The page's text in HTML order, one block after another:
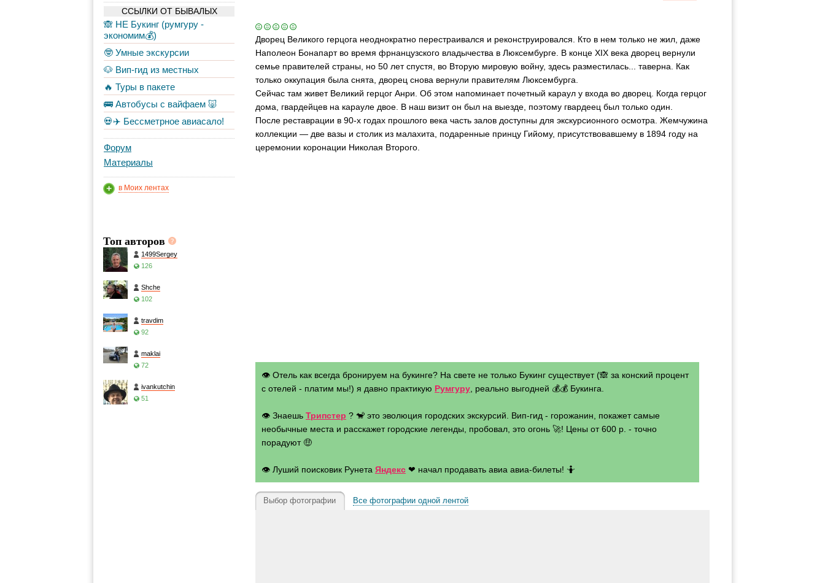
ССЫЛКИ ОТ БЫВАЛЫХ
🙈 НЕ Букинг (румгуру -
экономим💰)
🤓 Умные экскурсии
🐶 Вип-гид из местных
🔥 Туры в пакете
🚌 Автобусы с вайфаем 🐷
💀✈️ Бессметрное авиасало!
Форум
Материалы
в Моих лентах
Топ авторов
1499Sergey
126
Shche
102
travdim
92
maklai
72
ivankutchin
51
Дворец Великого герцога неоднократно перестраивался и реконструировался. Кто в нем только не жил, даже
Наполеон Бонапарт во время фрнанцузского владычества в Люксембурге. В конце XIX века дворец вернули
семье правителей страны, но 50 лет спустя, во Вторую мировую войну, здесь разместилась... таверна. Как
только оккупация была снята, дворец снова вернули правителям Люксембурга.
Сейчас там живет Великий герцог Анри. Об этом напоминает почетный караул у входа во дворец. Когда герцог
дома, гвардейцев на карауле двое. В наш визит он был на выезде, поэтому гвардеец был только один.
После реставрации в 90-х годах прошлого века часть залов доступны для экскурсионного осмотра. Жемчужина
коллекции — две вазы и столик из малахита, подаренные принцу Гийому, присутствовавшему в 1894 году на
церемонии коронации Николая Второго.
👁 Отель как всегда бронируем на букинге? На свете не только Букинг существует (🙈 за конский процент
с отелей - платим мы!) я давно практикую Румгуру , реально выгодней 💰💰 Букинга.
👁 Знаешь Трипстер ? 🐒 это эволюция городских экскурсий. Вип-гид - горожанин, покажет самые
необычные места и расскажет городские легенды, пробовал, это огонь 🚀! Цены от 600 р. - точно
порадуют 🤑
👁 Луший поисковик Рунета Яндекс ❤ начал продавать авиа авиа-билеты! 🤷
Выбор фотографии Все фотографии одной лентой